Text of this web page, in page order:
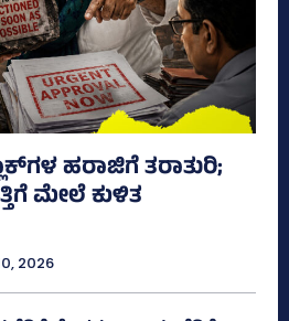
ಹರಾಜಿಗೆ ತರಾತುರಿ;
ಮೇಲೆ ಕುಳಿತ
2026